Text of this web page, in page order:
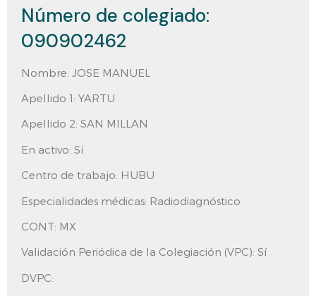
Número de colegiado:
090902462
Nombre: JOSE MANUEL
Apellido 1: YARTU
Apellido 2: SAN MILLAN
En activo: Sí
Centro de trabajo: HUBU
Especialidades médicas: Radiodiagnóstico
CONT: MX
Validación Periódica de la Colegiación (VPC): Sí
DVPC: